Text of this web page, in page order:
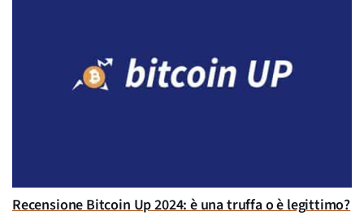
Recensione Bitcoin Up 2024: è una truffa o è legittimo?